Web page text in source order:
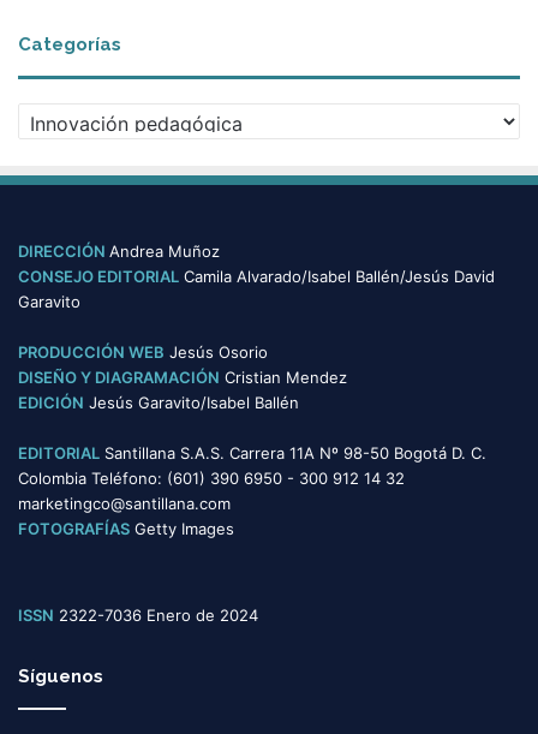
h
i
Categorías
a
e
o
r
s
DIRECCIÓN Andrea Muñoz
CONSEJO EDITORIAL Camila Alvarado/Isabel Ballén/Jesús David
Garavito
PRODUCCIÓN WEB Jesús Osorio
DISEÑO Y DIAGRAMACIÓN Cristian Mendez
EDICIÓN Jesús Garavito/Isabel Ballén
EDITORIAL Santillana S.A.S. Carrera 11A Nº 98-50 Bogotá D. C.
Colombia Teléfono: (601) 390 6950 - 300 912 14 32
marketingco@santillana.com
FOTOGRAFÍAS Getty Images
ISSN 2322-7036 Enero de 2024
Síguenos